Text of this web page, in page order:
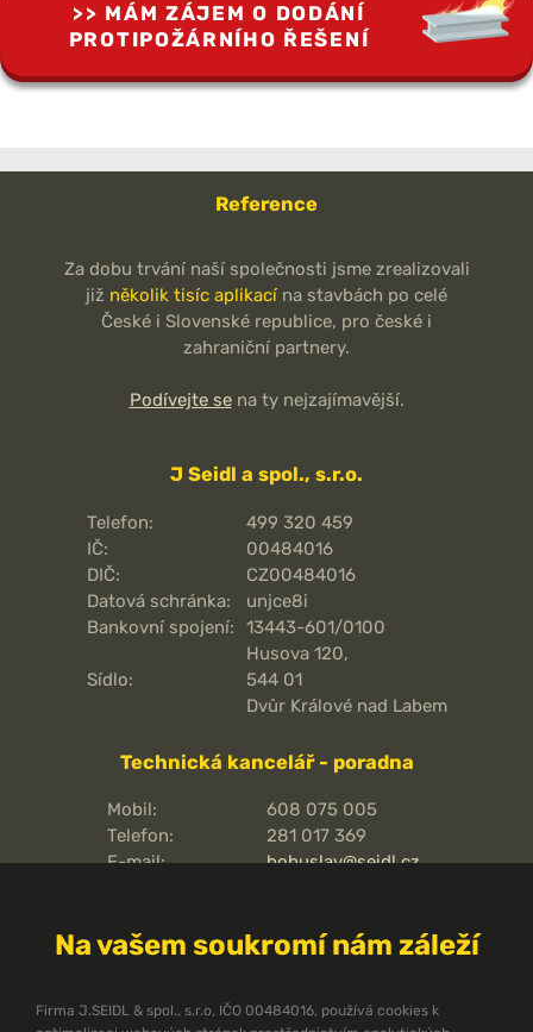
MÁM ZÁJEM O DODÁNÍ
PROTIPOŽÁRNÍHO ŘEŠENÍ
Reference
Za dobu trvání naší společnosti jsme zrealizovali
již několik tisíc aplikací na stavbách po celé
České i Slovenské republice, pro české i
zahraniční partnery.
Podívejte sena ty nejzajímavější.
J Seidl a spol., s.r.o.
Telefon:
499 320 459
IČ:
00484016
DIČ:
CZ00484016
Datová schránka:
unjce8i
Bankovní spojení:
13443-601/0100
Sídlo:
Husova 120,
544 01
Dvůr Králové nad Labem
Technická kancelář - poradna
Mobil:
608 075 005
Telefon:
281 017 369
E-mail:
bohuslav@seidl.cz
Praha 15 - Hostivař
O pořární ochraně
Na vašem soukromí nám záleží
Firma J.SEIDL & spol., s.r.o, IČO 00484016, používá cookies k